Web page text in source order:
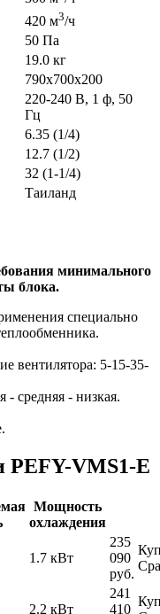
420 м3/ч
50 Па
19.0 кг
790x700x200
220-240 В, 1 ф, 50
Гц
6.35 (1/4)
12.7 (1/2)
32 (1-1/4)
Таиланд
минимального
блока.
специально
вентилятора: 5-15-35-
- средняя - низкая.
PEFY-VMS1-E
Мощность
охлаждения
1.7 кВт
235
090
руб.
2.2 кВт
241
410